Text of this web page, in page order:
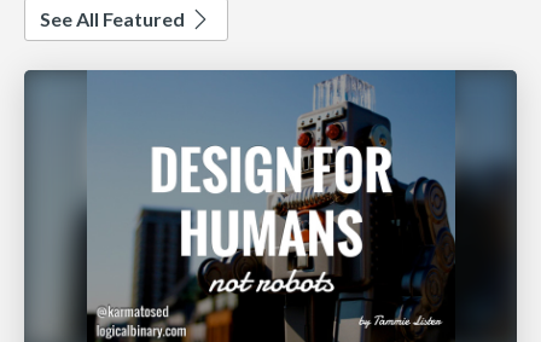
See All Featured